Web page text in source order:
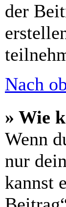
der
Nach
» Wie
Wenn
nur
kannst